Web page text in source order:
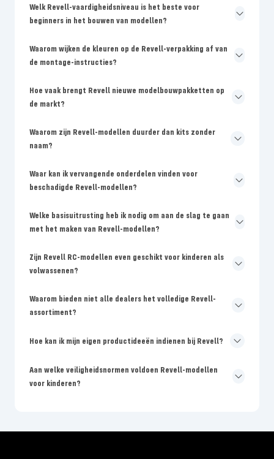
Welk Revell-vaardigheidsniveau is het beste voor
beginners in het bouwen van modellen?
Waarom wijken de kleuren op de Revell-verpakking af van
de montage-instructies?
Hoe vaak brengt Revell nieuwe modelbouwpakketten op
de markt?
Waarom zijn Revell-modellen duurder dan kits zonder
naam?
Waar kan ik vervangende onderdelen vinden voor
beschadigde Revell-modellen?
Welke basisuitrusting heb ik nodig om aan de slag te gaan
met het maken van Revell-modellen?
Zijn Revell RC-modellen even geschikt voor kinderen als
volwassenen?
Waarom bieden niet alle dealers het volledige Revell-
assortiment?
Hoe kan ik mijn eigen productideeën indienen bij Revell?
Aan welke veiligheidsnormen voldoen Revell-modellen
voor kinderen?